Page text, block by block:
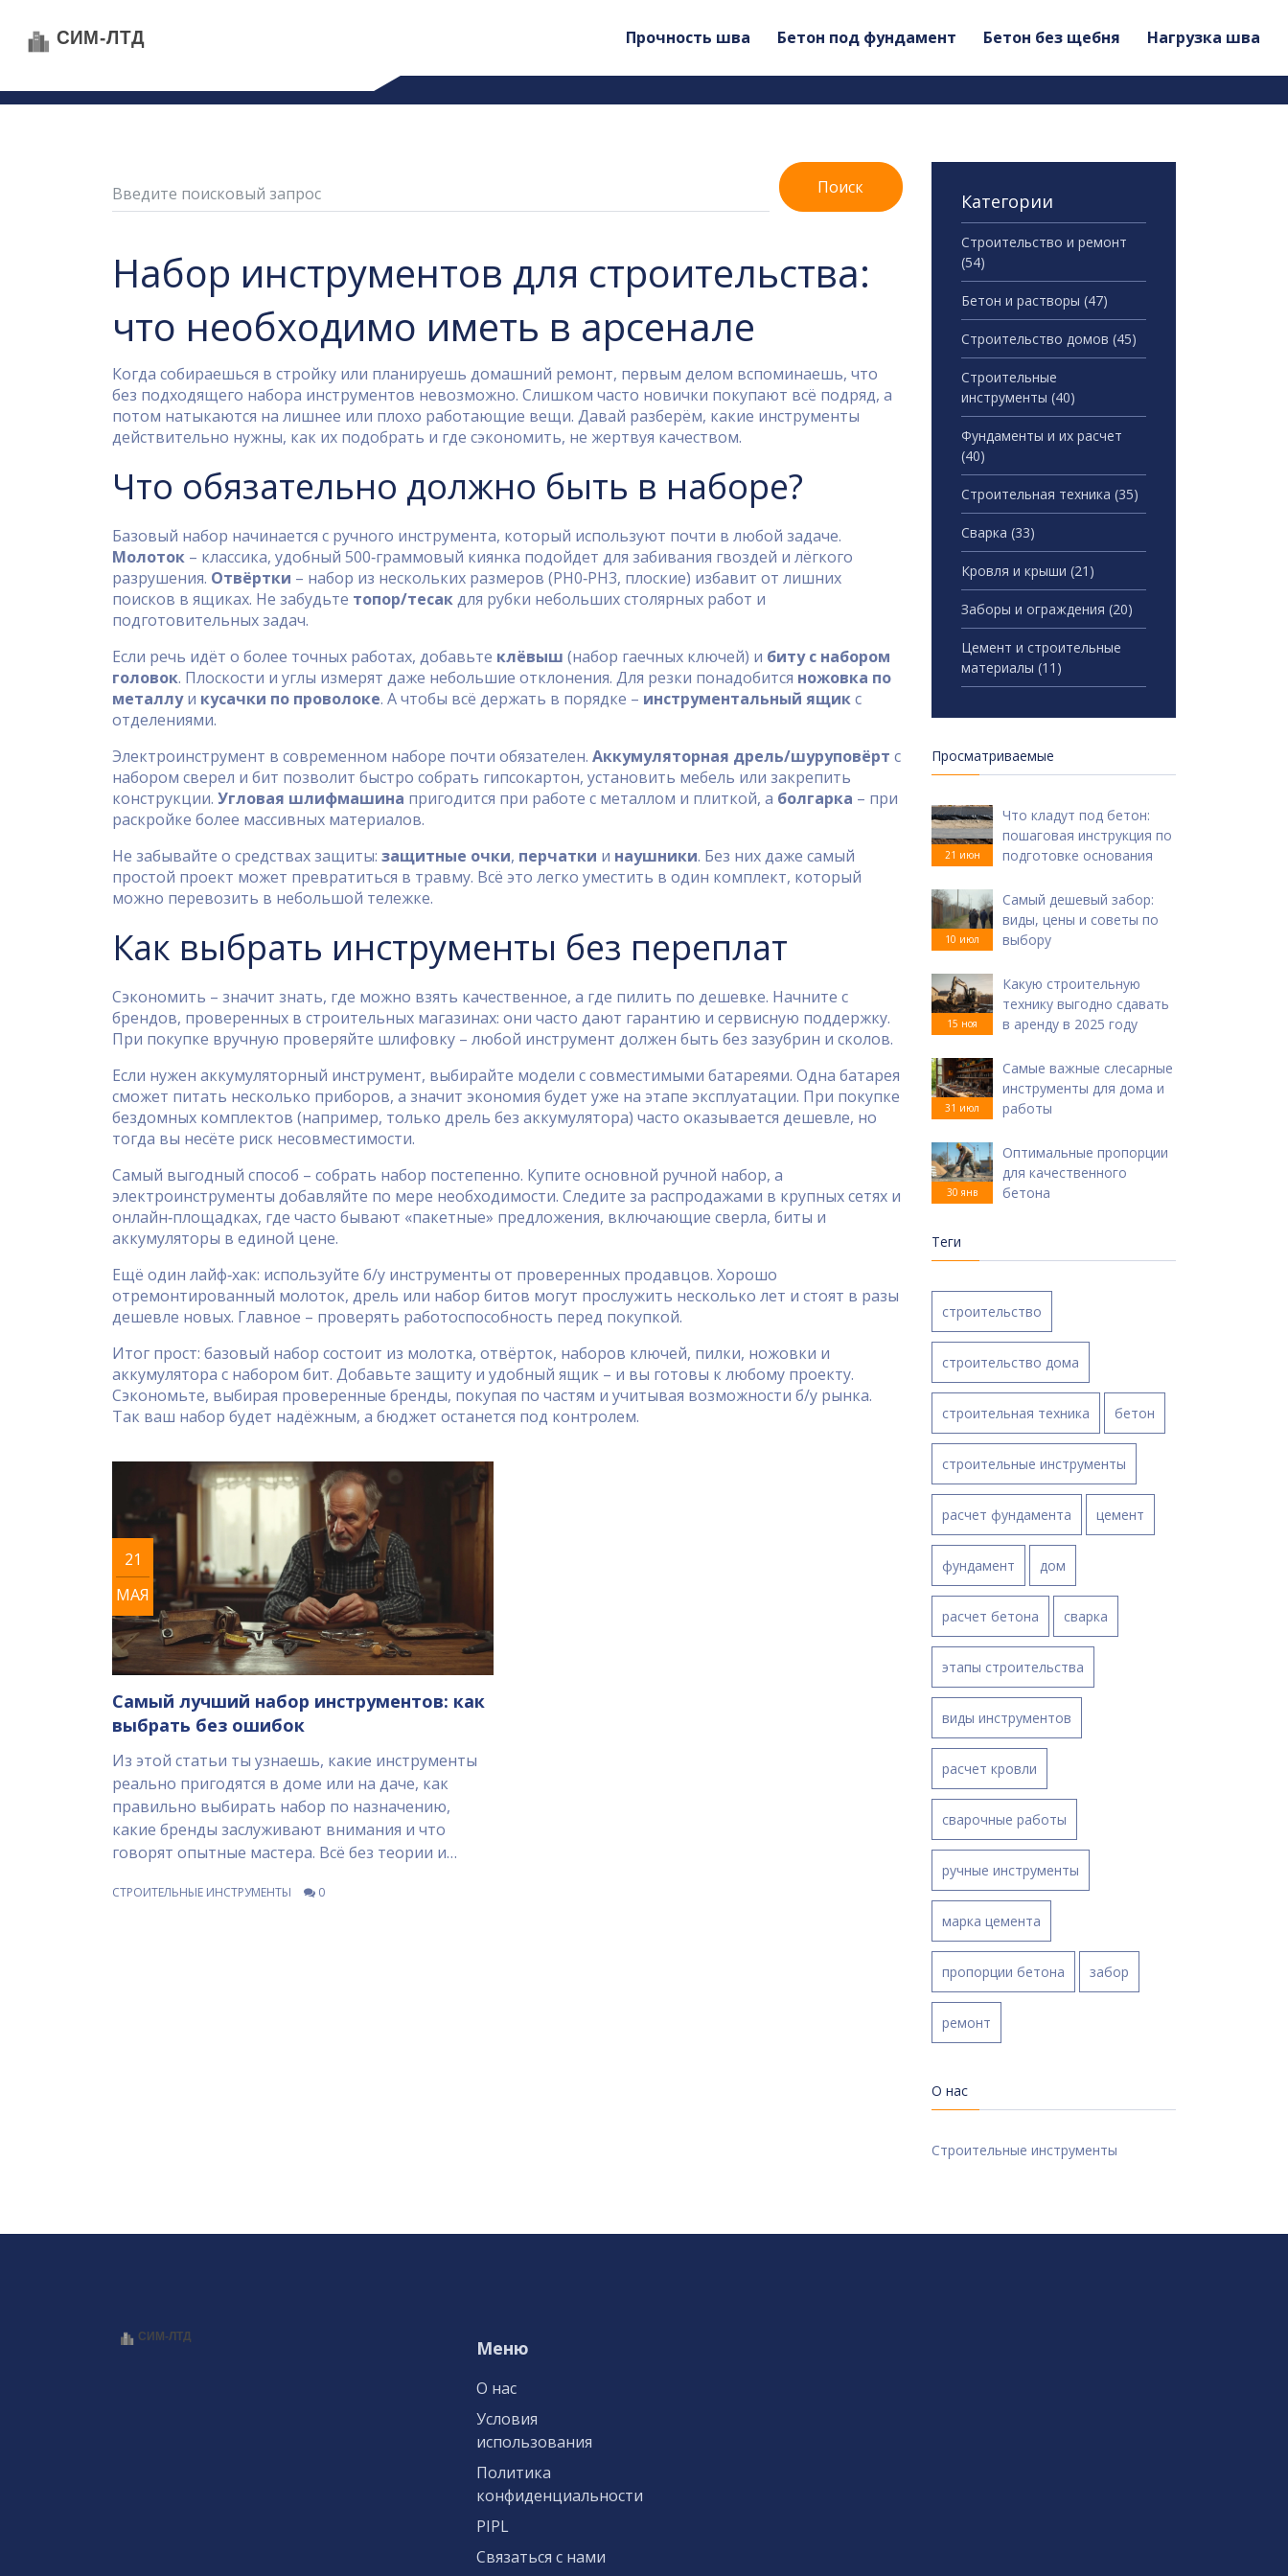
Прочность шва Бетон под фундамент Бетон без щебня Нагрузка шва
Поиск
Набор инструментов для строительства:
что необходимо иметь в арсенале
Когда собираешься в стройку или планируешь домашний ремонт, первым делом вспоминаешь, что
без подходящего набора инструментов невозможно. Слишком часто новички покупают всё подряд, а
потом натыкаются на лишнее или плохо работающие вещи. Давай разберём, какие инструменты
действительно нужны, как их подобрать и где сэкономить, не жертвуя качеством.
Что обязательно должно быть в наборе?
Базовый набор начинается с ручного инструмента, который используют почти в любой задаче.
Молоток – классика, удобный 500‑граммовый киянка подойдет для забивания гвоздей и лёгкого
разрушения. Отвёртки – набор из нескольких размеров (PH0‑PH3, плоские) избавит от лишних
поисков в ящиках. Не забудьте топор/тесакдля рубки небольших столярных работ и
подготовительных задач.
Если речь идёт о более точных работах, добавьте клёвыш (набор гаечных ключей) и биту с набором
головок. Плоскости и углы измерят даже небольшие отклонения. Для резки понадобится ножовка по
металлуи кусачки по проволоке. А чтобы всё держать в порядке – инструментальный ящикс
отделениями.
Электроинструмент в современном наборе почти обязателен. Аккумуляторная дрель/шуруповёрт с
набором сверел и бит позволит быстро собрать гипсокартон, установить мебель или закрепить
конструкции. Угловая шлифмашина пригодится при работе с металлом и плиткой, а болгарка – при
раскройке более массивных материалов.
Не забывайте о средствах защиты: защитные очки, перчатки и наушники. Без них даже самый
простой проект может превратиться в травму. Всё это легко уместить в один комплект, который
можно перевозить в небольшой тележке.
Как выбрать инструменты без переплат
Сэкономить – значит знать, где можно взять качественное, а где пилить по дешевке. Начните с
брендов, проверенных в строительных магазинах: они часто дают гарантию и сервисную поддержку.
При покупке вручную проверяйте шлифовку – любой инструмент должен быть без зазубрин и сколов.
Если нужен аккумуляторный инструмент, выбирайте модели с совместимыми батареями. Одна батарея
сможет питать несколько приборов, а значит экономия будет уже на этапе эксплуатации. При покупке
бездомных комплектов (например, только дрель без аккумулятора) часто оказывается дешевле, но
тогда вы несёте риск несовместимости.
Самый выгодный способ – собрать набор постепенно. Купите основной ручной набор, а
электроинструменты добавляйте по мере необходимости. Следите за распродажами в крупных сетях и
онлайн‑площадках, где часто бывают «пакетные» предложения, включающие сверла, биты и
аккумуляторы в единой цене.
Ещё один лайф‑хак: используйте б/у инструменты от проверенных продавцов. Хорошо
отремонтированный молоток, дрель или набор битов могут прослужить несколько лет и стоят в разы
дешевле новых. Главное – проверять работоспособность перед покупкой.
Итог прост: базовый набор состоит из молотка, отвёрток, наборов ключей, пилки, ножовки и
аккумулятора с набором бит. Добавьте защиту и удобный ящик – и вы готовы к любому проекту.
Сэкономьте, выбирая проверенные бренды, покупая по частям и учитывая возможности б/у рынка.
Так ваш набор будет надёжным, а бюджет останется под контролем.
21
МАЯ
Самый лучший набор инструментов: как
выбрать без ошибок
Из этой статьи ты узнаешь, какие инструменты
реально пригодятся в доме или на даче, как
правильно выбирать набор по назначению,
какие бренды заслуживают внимания и что
говорят опытные мастера. Всё без теории и
советы. Разберёмся, чем отличаются
СТРОИТЕЛЬНЫЕ ИНСТРУМЕНТЫ 0
Категории
Строительство и ремонт
(54)
Бетон и растворы (47)
Строительство домов (45)
Строительные
инструменты (40)
Фундаменты и их расчет
(40)
Строительная техника (35)
Сварка (33)
Кровля и крыши (21)
Заборы и ограждения (20)
Цемент и строительные
материалы (11)
Просматриваемые
21 июн
Что кладут под бетон:
пошаговая инструкция по
подготовке основания
10 июл
Самый дешевый забор:
виды, цены и советы по
выбору
15 ноя
Какую строительную
технику выгодно сдавать
в аренду в 2025 году
31 июл
Самые важные слесарные
инструменты для дома и
работы
30 янв
Оптимальные пропорции
для качественного
бетона
Теги
строительство
строительство дома
строительная техника бетон
строительные инструменты
расчет фундамента цемент
фундамент дом
расчет бетона сварка
этапы строительства
виды инструментов
расчет кровли
сварочные работы
ручные инструменты
марка цемента
пропорции бетона забор
ремонт
О нас
Строительные инструменты
Меню
О нас
Условия
использования
Политика
конфиденциальности
PIPL
Связаться с нами